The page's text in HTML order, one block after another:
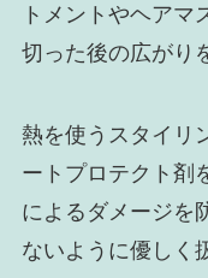
トメントやヘアマ
切った後の広がり
熱を使うスタイリ
ートプロテクト剤
によるダメージを
ないように優しく